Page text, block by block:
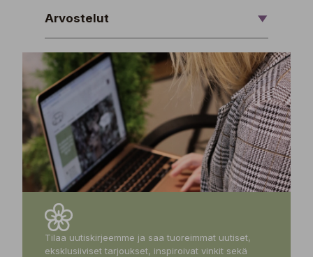
Arvostelut
Tilaa uutiskirjeemme ja saa tuoreimmat uutiset,
eksklusiiviset tarjoukset, inspiroivat vinkit sekä